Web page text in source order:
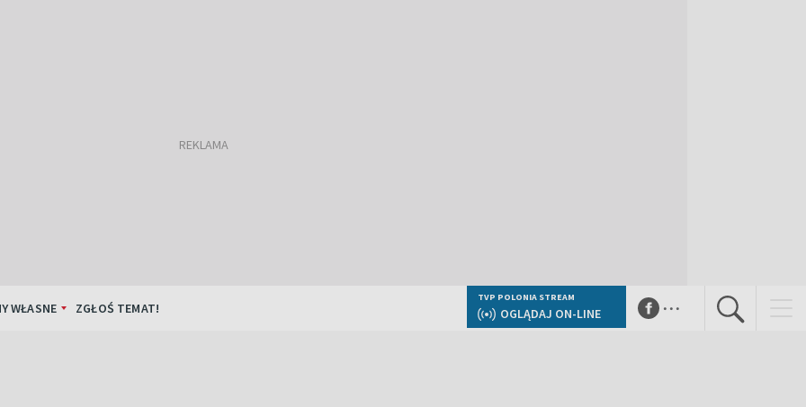
WŁASNE ZGŁOŚ TEMAT!
TVP POLONIA STREAM
OGLĄDAJ ON-LINE ...